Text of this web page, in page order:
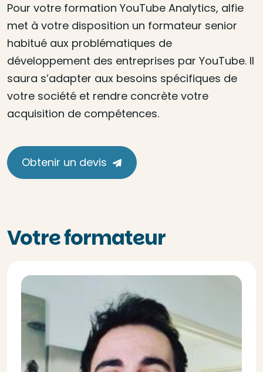
Pour votre formation YouTube Analytics, alfie
met à votre disposition un formateur senior
habitué aux problématiques de
développement des entreprises par YouTube. Il
saura s’adapter aux besoins spécifiques de
votre société et rendre concrète votre
acquisition de compétences.
Obtenir un devis
Votre formateur